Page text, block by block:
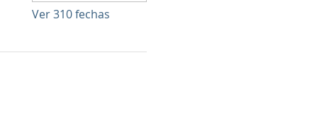
Ver 310 fechas